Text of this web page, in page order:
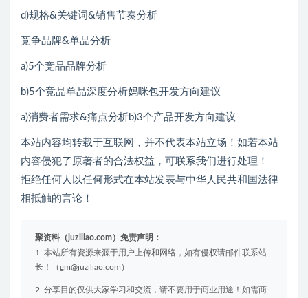
d)规格&关键词&销售节奏分析
竞争品牌&单品分析
a)5个竞品品牌分析
b)5个竞品单品深度分析妈咪包开发方向建议
a)消费者需求&痛点分析b)3个产品开发方向建议
本站内容均转载于互联网，并不代表本站立场！如若本站
内容侵犯了原著者的合法权益，可联系我们进行处理！
拒绝任何人以任何形式在本站发表与中华人民共和国法律
相抵触的言论！
聚资料（juziliao.com）免责声明：
1. 本站所有资源来源于用户上传和网络，如有侵权请邮件联系站
长！（gm@juziliao.com）
2. 分享目的仅供大家学习和交流，请不要用于商业用途！如需商